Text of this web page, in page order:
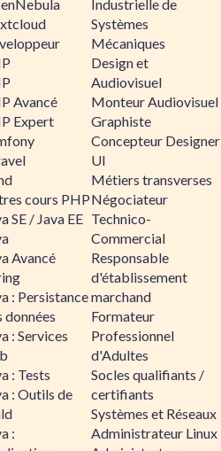
Avancé
Expert
cours PHP
SE / Java EE
Avancé
: Persistance
données
: Services
: Tests
: Outils de
:
Industrielle de
Systèmes
Mécaniques
Design et
Audiovisuel
Monteur Audiovisuel
Graphiste
Concepteur Designer
UI
Métiers transverses
Négociateur
Technico-
Commercial
Responsable
d'établissement
marchand
Formateur
Professionnel
d'Adultes
Socles qualifiants /
certifiants
Systèmes et Réseaux
Administrateur Linux